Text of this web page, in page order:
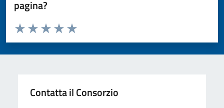
pagina?
Valuta da 1 a 5 stelle la pagina
Valuta 5 stelle su 5
Valuta 4 stelle su 5
Valuta 3 stelle su 5
Valuta 2 stelle su 5
Valuta 1 stelle su 5
Contatta il Consorzio